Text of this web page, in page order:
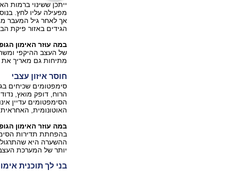
ייתכן ששינוי ברמות
מפעילה עליו לחץ.
אך לאחר גיל המעבר
הגידים באזור פיקת
במה עוזר האימון
של העצב ההיקפי
מתיחות גם מאריך את
חוסר איזון עצבי
סימפטומים שכיחים
הרוח, דופק מואץ,
הסימפטומים עדיין
האוטונומית,
במה עוזר האימון
בהפחתת תדירות
ההשערה היא שהתרגול
יותר של המערכת
בני לך תוכנית